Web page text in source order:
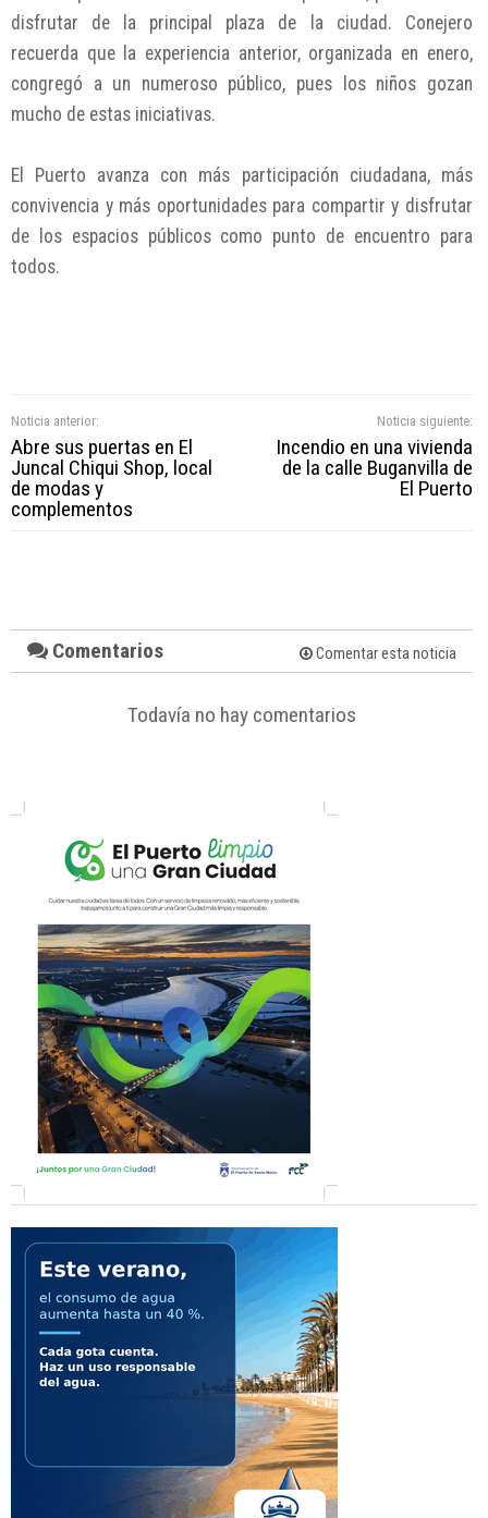
disfrutar de la principal plaza de la ciudad. Conejero
recuerda que la experiencia anterior, organizada en enero,
congregó a un numeroso público, pues los niños gozan
mucho de estas iniciativas.
El Puerto avanza con más participación ciudadana, más
convivencia y más oportunidades para compartir y disfrutar
de los espacios públicos como punto de encuentro para
todos.
Noticia anterior:
Abre sus puertas en El
Juncal Chiqui Shop, local
de modas y
complementos
Noticia siguiente:
Incendio en una vivienda
de la calle Buganvilla de
El Puerto
Comentarios Comentar esta noticia
Todavía no hay comentarios